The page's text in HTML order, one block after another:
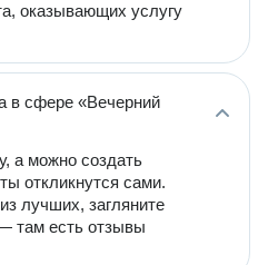
оказывающих услугу
в сфере «Вечерний
а можно создать
откликнутся сами.
лучших, загляните
там есть отзывы